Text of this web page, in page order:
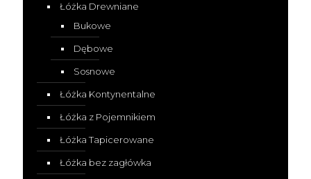
Łóżka Drewniane
Bukowe
Dębowe
Sosnowe
Łóżka Kontynentalne
Łóżka z Pojemnikiem
Łóżka Tapicerowane
Łóżka bez zagłówka